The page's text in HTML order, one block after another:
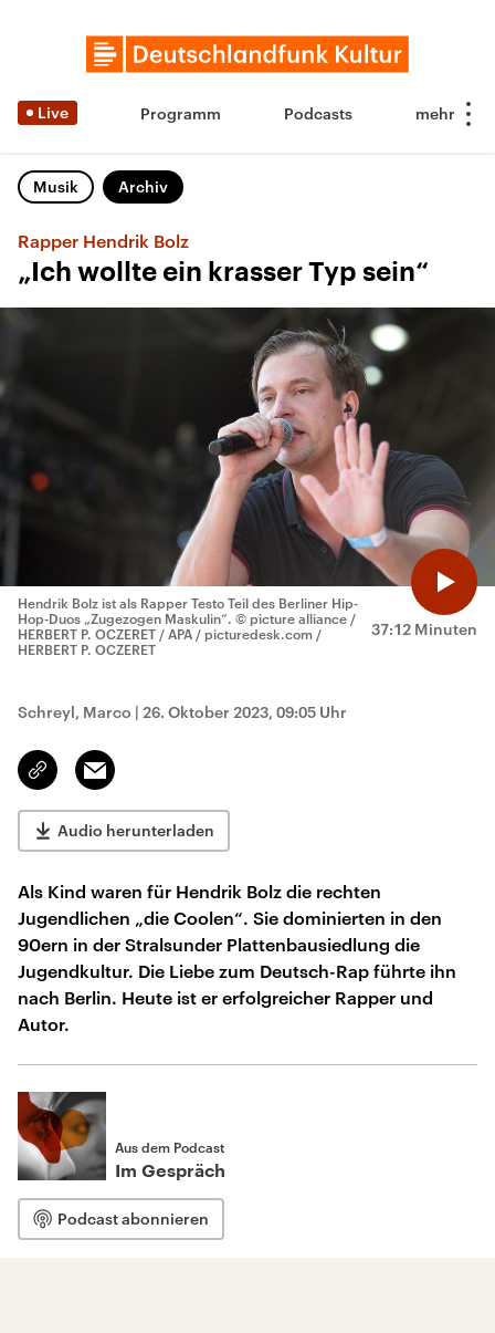
Live Programm Podcasts
Musik Archiv
Rapper Hendrik Bolz
„Ich wollte ein krasser Typ sein“
37:12 Minuten
Hendrik Bolz ist als Rapper Testo Teil des Berliner Hip-
Hop-Duos „Zugezogen Maskulin“. © picture alliance /
HERBERT P. OCZERET / APA / picturedesk.com /
HERBERT P. OCZERET
Schreyl, Marco | 26. Oktober 2023, 09:05 Uhr
Link
kopieren/teilen
Email
Audio herunterladen
Als Kind waren für Hendrik Bolz die rechten
Jugendlichen „die Coolen“. Sie dominierten in den
90ern in der Stralsunder Plattenbausiedlung die
Jugendkultur. Die Liebe zum Deutsch-Rap führte ihn
nach Berlin. Heute ist er erfolgreicher Rapper und
Autor.
Aus dem Podcast
Im Gespräch
Podcast abonnieren